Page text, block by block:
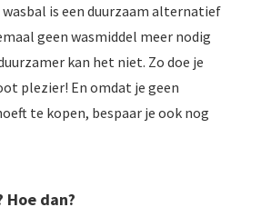
is een duurzaam alternatief
geen wasmiddel meer nodig
kan het niet. Zo doe je
plezier! En omdat je geen
te kopen, bespaar je ook nog
Hoe dan?